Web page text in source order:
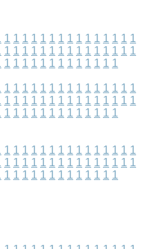
1 1 1 1 1 1 1 1 1 1 1 1 1 1 1
1 1 1 1 1 1 1 1 1 1 1 1 1 1 1
1 1 1 1 1 1 1 1 1 1 1 1 1
1 1 1 1 1 1 1 1 1 1 1 1 1 1 1
1 1 1 1 1 1 1 1 1 1 1 1 1 1 1
1 1 1 1 1 1 1 1 1 1 1 1 1
1 1 1 1 1 1 1 1 1 1 1 1 1 1 1
1 1 1 1 1 1 1 1 1 1 1 1 1 1 1
1 1 1 1 1 1 1 1 1 1 1 1 1